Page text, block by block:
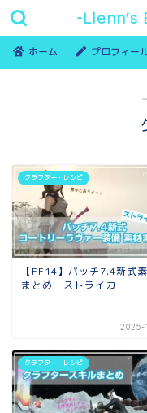
-Llenn's
ホーム プロフィー
クラフター・レシピ
【FF14】パッチ7.4新式
まとめーストライカー
2025-
クラフター・レシピ